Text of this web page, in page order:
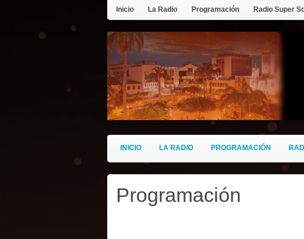
Inicio La Radio Programación Radio Super
INICIO LA RADIO PROGRAMACIÓN
Programación